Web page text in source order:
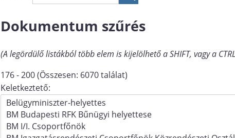
Dokumentum szűrés
(A legördülő listákból több elem is kijelölhető a SHIFT, vagy a
176 - 200 (Összesen: 6070 találat)
Keletkeztető: